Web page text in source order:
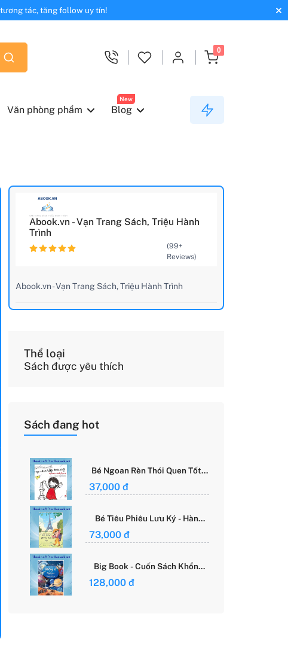
tác, tăng follow uy tín!
0
Văn phòng phẩm
New
Blog
Abook.vn - Vạn Trang Sách, Triệu Hành
Trình
(99+
Reviews)
Abook.vn - Vạn Trang Sách, Triệu Hành Trình
Thể loại
Sách được yêu thích
Sách đang hot
Bé Ngoan Rèn Thói Quen Tốt -
37,000 đ
Bé Tiêu Phiêu Lưu Ký - Hành
Giới Của Cô Gái Việt
73,000 đ
Big Book - Cuốn Sách Khổng
Hành Tinh (Tái Bản)
128,000 đ